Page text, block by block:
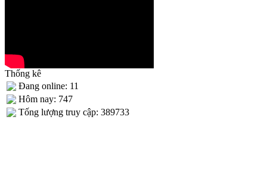
Thống kê
Đang online: 11
Hôm nay: 747
Tống lượng truy cập: 389733